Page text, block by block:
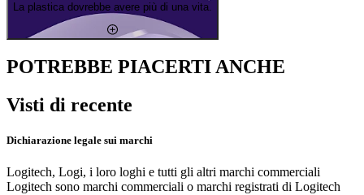
La plastica dovrebbe avere più di una vita.
POTREBBE PIACERTI ANCHE
Visti di recente
Dichiarazione legale sui marchi
Logitech, Logi, i loro loghi e tutti gli altri marchi commerciali
Logitech sono marchi commerciali o marchi registrati di Logitech